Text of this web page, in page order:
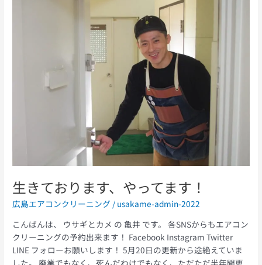
生きております、やってます！
広島エアコンクリーニング / usakame-admin-2022
こんばんは、 ウサギとカメ の 亀井 です。 各SNSからもエアコン
クリーニングの予約出来ます！ Facebook Instagram Twitter
LINE フォローお願いします！ 5月20日の更新から途絶えていま